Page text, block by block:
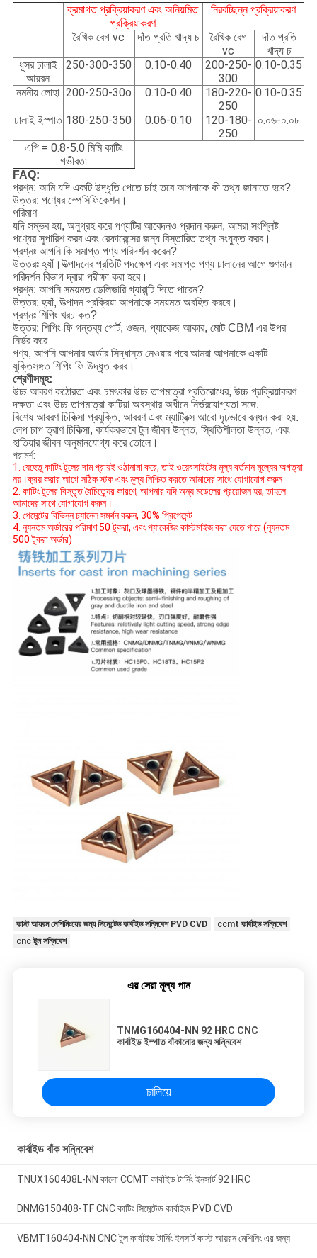
ক্রমাগত প্রক্রিয়াকরণ এবং অনিয়মিত
প্রক্রিয়াকরণ
নিরবচ্ছিন্ন প্রক্রিয়াকরণ
রৈখিক বেগ vc দাঁত প্রতি খাদ্য চ
রৈখিক বেগ
vc
দাঁত প্রতি
খাদ্য চ
ধূসর ঢালাই
আয়রন
250-300-350 0.10-0.40
200-250-
300
0.10-0.35
নমনীয় লোহা 200-250-30o 0.10-0.40
180-220-
250
0.10-0.35
ঢালাই ইস্পাত 180-250-350 0.06-0.10
120-180-
250
০.০৬-০.০৮
এপি = 0.8-5.0 মিমি কাটিং
গভীরতা
FAQ:
প্রশ্ন: আমি যদি একটি উদ্ধৃতি পেতে চাই তবে আপনাকে কী তথ্য জানাতে হবে?
উত্তর: পণ্যের স্পেসিফিকেশন।
পরিমাণ
যদি সম্ভব হয়, অনুগ্রহ করে পণ্যটির আবেদনও প্রদান করুন, আমরা সংশ্লিষ্ট
পণ্যের সুপারিশ করব এবং রেফারেন্সের জন্য বিস্তারিত তথ্য সংযুক্ত করব।
প্রশ্নঃ আপনি কি সমাপ্ত পণ্য পরিদর্শন করেন?
উত্তরঃ হ্যাঁ।উত্পাদনের প্রতিটি পদক্ষেপ এবং সমাপ্ত পণ্য চালানের আগে গুণমান
পরিদর্শন বিভাগ দ্বারা পরীক্ষা করা হবে।
প্রশ্ন: আপনি সময়মত ডেলিভারি গ্যারান্টি দিতে পারেন?
উত্তর: হ্যাঁ, উত্পাদন প্রক্রিয়া আপনাকে সময়মত অবহিত করবে।
প্রশ্নঃ শিপিং খরচ কত?
উত্তর: শিপিং ফি গন্তব্য পোর্ট, ওজন, প্যাকেজ আকার, মোট CBM এর উপর
নির্ভর করে
পণ্য, আপনি আপনার অর্ডার সিদ্ধান্ত নেওয়ার পরে আমরা আপনাকে একটি
যুক্তিসঙ্গত শিপিং ফি উদ্ধৃত করব।
শ্রেণীসমূহ:
উচ্চ আবরণ কঠোরতা এবং চমৎকার উচ্চ তাপমাত্রা প্রতিরোধের, উচ্চ প্রক্রিয়াকরণ
দক্ষতা এবং উচ্চ তাপমাত্রা কাটিয়া অবস্থার অধীনে নির্ভরযোগ্যতা সঙ্গে.
বিশেষ আবরণ চিকিত্সা প্রযুক্তি, আবরণ এবং ম্যাট্রিক্স আরো দৃঢ়ভাবে বন্ধন করা হয়.
লেপ চাপ ত্রাণ চিকিত্সা, কার্যকরভাবে টুল জীবন উন্নত, স্থিতিশীলতা উন্নত, এবং
হাতিয়ার জীবন অনুমানযোগ্য করে তোলে।
পরামর্শ:
1. যেহেতু কাটিং টুলের দাম প্রায়ই ওঠানামা করে, তাই ওয়েবসাইটের মূল্য বর্তমান মূল্যের অগত্যা
নয়।ক্রয় করার আগে সঠিক স্টক এবং মূল্য নিশ্চিত করতে আমাদের সাথে যোগাযোগ করুন
2. কাটিং টুলের বিস্তৃত বৈচিত্র্যের কারণে, আপনার যদি অন্য মডেলের প্রয়োজন হয়, তাহলে
আমাদের সাথে যোগাযোগ করুন।
3. পেমেন্টের বিভিন্ন চ্যানেল সমর্থন করুন, 30% প্রিপেমেন্ট
4. ন্যূনতম অর্ডারের পরিমাণ 50 টুকরা, এবং প্যাকেজিং কাস্টমাইজ করা যেতে পারে (ন্যূনতম
500 টুকরা অর্ডার)
কাস্ট আয়রন মেশিনিংয়ের জন্য সিমেন্টেড কার্বাইড সন্নিবেশ PVD CVD
ccmt কার্বাইড সন্নিবেশ
cnc টুল সন্নিবেশ
এর সেরা মূল্য পান
TNMG160404-NN 92 HRC CNC
কার্বাইড ইস্পাত বাঁকানোর জন্য সন্নিবেশ
চালিয়ে
কার্বাইড বাঁক সন্নিবেশ
TNUX160408L-NN কালো CCMT কার্বাইড টার্নিং ইনসার্ট 92 HRC
DNMG150408-TF CNC কাটিং সিমেন্টেড কার্বাইড PVD CVD
VBMT160404-NN CNC টুল কার্বাইড টার্নিং ইনসার্ট কাস্ট আয়রন মেশিনিং এর জন্য